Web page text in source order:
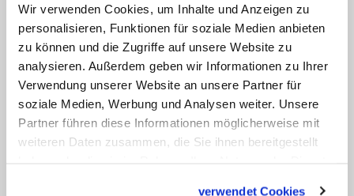
Wir verwenden Cookies, um Inhalte und Anzeigen zu
personalisieren, Funktionen für soziale Medien anbieten
zu können und die Zugriffe auf unsere Website zu
analysieren. Außerdem geben wir Informationen zu Ihrer
Verwendung unserer Website an unsere Partner für
soziale Medien, Werbung und Analysen weiter. Unsere
Partner führen diese Informationen möglicherweise mit
weiteren Daten zusammen, die Sie ihnen bereitgestellt
verwendet Cookies
inne. Brast werde sich "um die Auswahl,
Begleitung und Beurteilung der
Priesterkandidaten und Kapläne in der
Diözese sorgen", hieß es.
Offiziell wird Brast am 7. Dezember als
Westerwald und studierte Philosophie